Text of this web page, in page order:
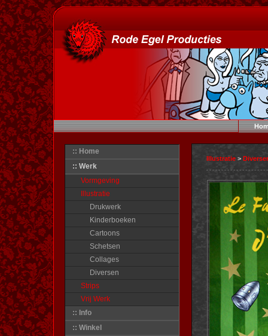
:: Home
:: Werk
Vormgeving
Illustratie
Drukwerk
Kinderboeken
Cartoons
Schetsen
Collages
Diversen
Strips
Vrij Werk
:: Info
:: Winkel
Illustratie >